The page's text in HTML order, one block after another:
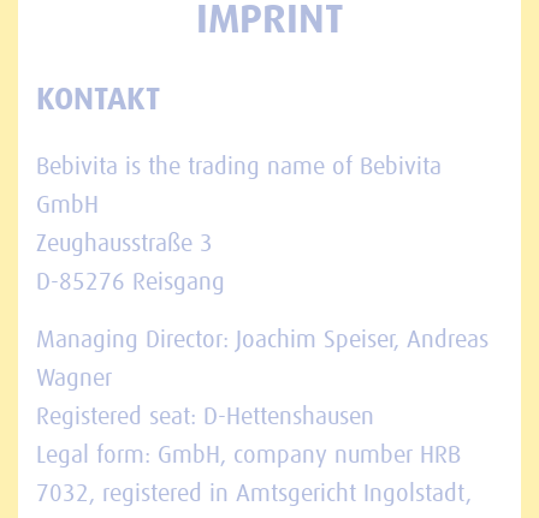
IMPRINT
KONTAKT
Bebivita is the trading name of Bebivita
GmbH
Zeughausstraße 3
D-85276 Reisgang
Managing Director: Joachim Speiser, Andreas
Wagner
Registered seat: D-Hettenshausen
Legal form: GmbH, company number HRB
7032, registered in Amtsgericht Ingolstadt,